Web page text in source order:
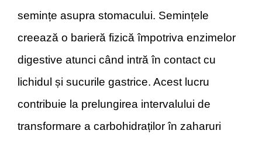
semințe asupra stomacului. Semințele
creează o barieră fizică împotriva enzimelor
digestive atunci când intră în contact cu
lichidul și sucurile gastrice. Acest lucru
contribuie la prelungirea intervalului de
transformare a carbohidraților în zaharuri